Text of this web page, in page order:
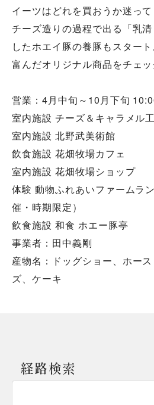
イーツはどれを買おうか迷って
チーズ造りの過程で出る「乳
したホエイ豚の養豚もスター
富んだオリジナル商品をチェッ
営業：4月中旬～10月下旬
室内施設 チーズ＆キャラメル
室内施設 北野武美術館
飲食施設 花畑牧場カフェ
室内施設 花畑牧場ショップ
体験 動物ふれあいファームラ
催・時期限定）
飲食施設 和食 ホエー豚亭
事業者：田中義剛
産物名：ドッグショー、ホー
ズ、ケーキ
経路検索